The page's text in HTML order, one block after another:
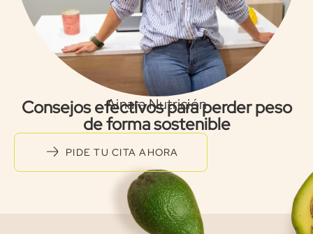
Ainara Nutrición
Consejos efectivos para perder peso
de forma sostenible
PIDE TU CITA AHORA